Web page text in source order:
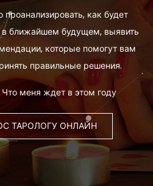
как будет
в ближайшем будущем, выявить
которые помогут вам
правильные решения.
Что меня ждет в этом году
ТАРОЛОГУ ОНЛАЙН